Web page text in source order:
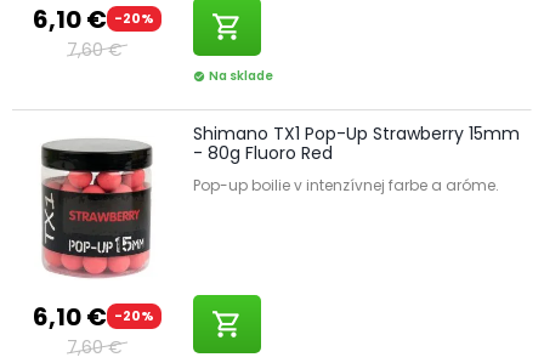
6,10 € -20%
7,60 €
shopping_cart
check_circle Na sklade
6,10 € -20%
7,60 €
Shimano TX1 Pop-Up Strawberry 15mm
- 80g Fluoro Red
Pop-up boilie v intenzívnej farbe a aróme.
shopping_cart